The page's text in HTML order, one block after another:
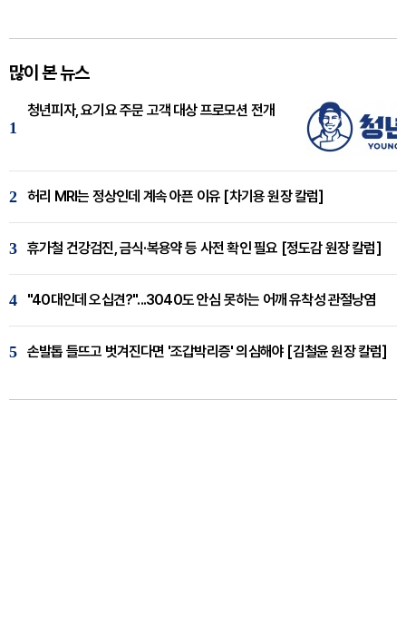
많이 본 뉴스
1
청년피자, 요기요 주문 고객 대상 프로모션 전개
2 허리 MRI는 정상인데 계속 아픈 이유 [차기용 원장 칼럼]
3 휴가철 건강검진, 금식·복용약 등 사전 확인 필요 [정도감 원장 칼럼]
4 "40대인데 오십견?"...3040도 안심 못하는 어깨 유착성 관절낭염
5 손발톱 들뜨고 벗겨진다면 '조갑박리증' 의심해야 [김철윤 원장 칼럼]